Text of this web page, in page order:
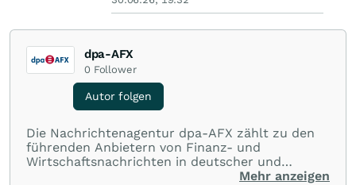
dpa-AFX
0 Follower
Autor folgen
Die Nachrichtenagentur dpa-AFX zählt zu den
führenden Anbietern von Finanz- und
Wirtschaftsnachrichten in deutscher und
englischer Sprache. Gestützt auf einMehr anzeigen